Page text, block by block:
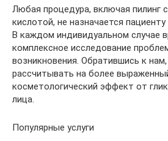
Любая процедура, включая пилинг
кислотой, не назначается
В каждом индивидуальном случае
комплексное исследование
возникновения. Обратившись к
рассчитывать на более
косметологический эффект от
лица.
Популярные услуги